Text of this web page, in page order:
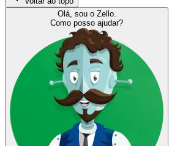
Olá, sou o Zello.
Como posso ajudar?